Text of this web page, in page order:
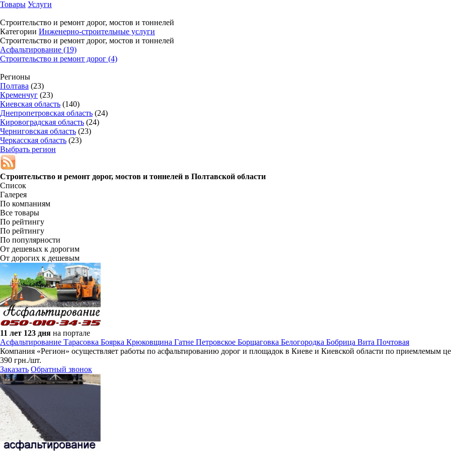
Товары Услуги
Строительство и ремонт дорог, мостов и тоннелей
Категории Инженерно-строительные услуги
Строительство и ремонт дорог, мостов и тоннелей
Асфальтирование (19)
Строительство и ремонт дорог (4)
Регионы
Полтава (23)
Кременчуг (23)
Киевская область (140)
Днепропетровская область (24)
Кировоградская область (24)
Черниговская область (23)
Черкасская область (23)
Выбрать регион
Строительство и ремонт дорог, мостов и тоннелей в Полтавской области
Список
Галерея
По компаниям
Все товары
По рейтингу
По рейтингу
По популярности
От дешевых к дорогим
От дорогих к дешевым
11 лет 123 дня на портале
Асфальтирование Тарасовка Боярка Крюковщина Гатне Петровское Борщаговка Белогородка Бобрица Вита Почтовая
Компания «Регион» осуществляет работы по асфальтированию дорог и площадок в Киеве и Киевской области по приемлемым
390 грн./шт.
Заказать Обратный звонок